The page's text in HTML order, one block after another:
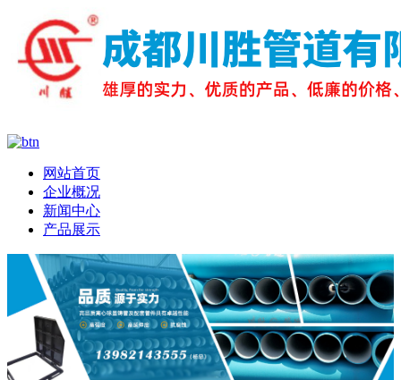
网站首页
企业概况
新闻中心
产品展示